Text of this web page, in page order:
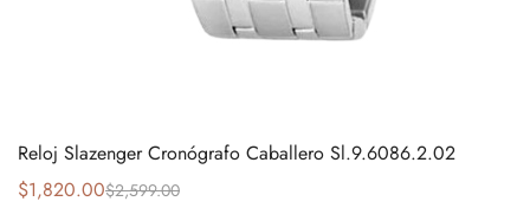
Reloj Slazenger Cronógrafo Caballero Sl.9.6086.2.02
$2,599.00
$1,820.00